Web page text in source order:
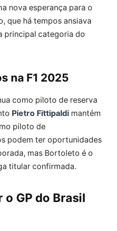
nova esperança para o
que há tempos ansiava
principal categoria do
na F1 2025
como piloto de reserva
Pietro Fittipaldi mantém
piloto de
podem ter oportunidades
mas Bortoleto é o
titular confirmada.
GP do Brasil